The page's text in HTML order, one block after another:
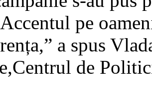
pe
a spus
de